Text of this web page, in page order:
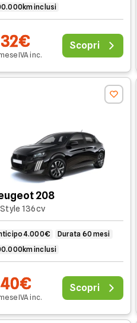
inclusi
IVAinc.
Scopri
208
136cv
4.000€
Durata 60 mesi
inclusi
IVAinc.
Scopri